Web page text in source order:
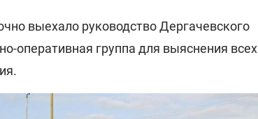
выехало руководство Дергачевского
оперативная группа для выяснения всех